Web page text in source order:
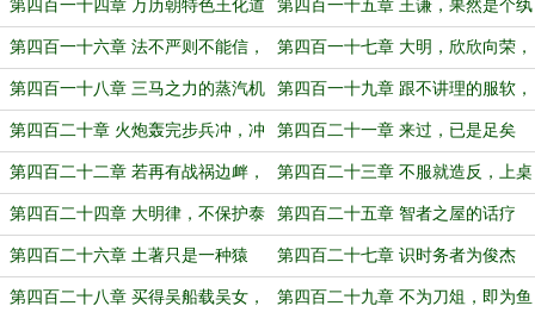
招 良民涂炭而罔知
第四百一十四章 万历朝特色王化道
路
第四百一十五章 王谦，果然是个纨
绔！
第四百一十六章 法不严则不能信，
法不信则不能治
第四百一十七章 大明，欣欣向荣，
蒸蒸日上！
第四百一十八章 三马之力的蒸汽机 第四百一十九章 跟不讲理的服软，
跟讲理的耍横
第四百二十章 火炮轰完步兵冲，冲
不上去火炮轰
第四百二十一章 来过，已是足矣
第四百二十二章 若再有战祸边衅，
朕必永清草原大漠
第四百二十三章 不服就造反，上桌
来赌命
第四百二十四章 大明律，不保护泰
西番夷
第四百二十五章 智者之屋的话疗
第四百二十六章 土著只是一种猿 第四百二十七章 识时务者为俊杰
第四百二十八章 买得吴船载吴女， 第四百二十九章 不为刀俎，即为鱼